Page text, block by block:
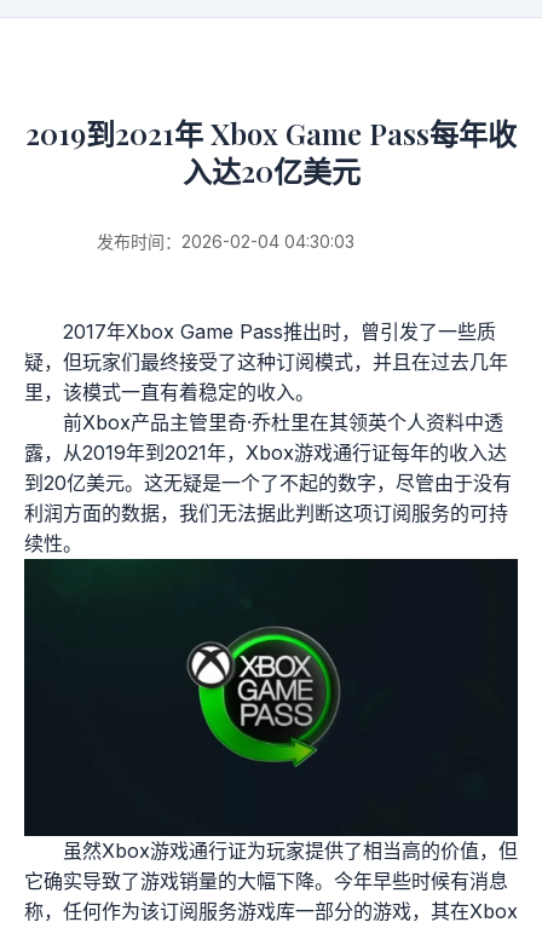
2019到2021年 Xbox Game Pass每年收
入达20亿美元
发布时间：2026-02-04 04:30:03
2017年Xbox Game Pass推出时，曾引发了一些质
疑，但玩家们最终接受了这种订阅模式，并且在过去几年
里，该模式一直有着稳定的收入。
前Xbox产品主管里奇·乔杜里在其领英个人资料中透
露，从2019年到2021年，Xbox游戏通行证每年的收入达
到20亿美元。这无疑是一个了不起的数字，尽管由于没有
利润方面的数据，我们无法据此判断这项订阅服务的可持
续性。
虽然Xbox游戏通行证为玩家提供了相当高的价值，但
它确实导致了游戏销量的大幅下降。今年早些时候有消息
称，任何作为该订阅服务游戏库一部分的游戏，其在Xbox